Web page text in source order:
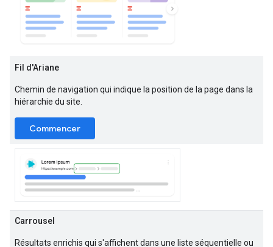
Fil d'Ariane
Chemin de navigation qui indique la position de la page dans la
hiérarchie du site.
Commencer
Carrousel
Résultats enrichis qui s'affichent dans une liste séquentielle ou